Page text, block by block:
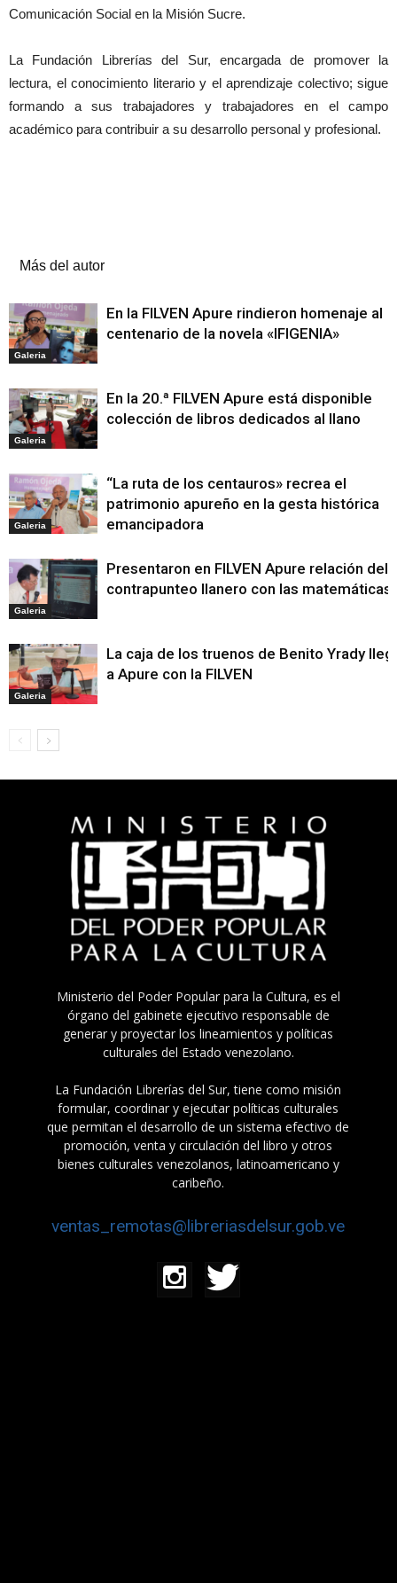
Comunicación Social en la Misión Sucre.
La Fundación Librerías del Sur, encargada de promover la
lectura, el conocimiento literario y el aprendizaje colectivo; sigue
formando a sus trabajadores y trabajadores en el campo
académico para contribuir a su desarrollo personal y profesional.
Más del autor
Galeria
En la FILVEN Apure rindieron homenaje al
centenario de la novela «IFIGENIA»
Galeria
En la 20.ª FILVEN Apure está disponible
colección de libros dedicados al llano
Galeria
“La ruta de los centauros» recrea el
patrimonio apureño en la gesta histórica
emancipadora
Galeria
Presentaron en FILVEN Apure relación del
contrapunteo llanero con las matemáticas
Galeria
La caja de los truenos de Benito Yrady
a Apure con la FILVEN
Ministerio del Poder Popular para la Cultura, es el
órgano del gabinete ejecutivo responsable de
generar y proyectar los lineamientos y políticas
culturales del Estado venezolano.
La Fundación Librerías del Sur, tiene como misión
formular, coordinar y ejecutar políticas culturales
que permitan el desarrollo de un sistema efectivo de
promoción, venta y circulación del libro y otros
bienes culturales venezolanos, latinoamericano y
caribeño.
ventas_remotas@libreriasdelsur.gob.ve